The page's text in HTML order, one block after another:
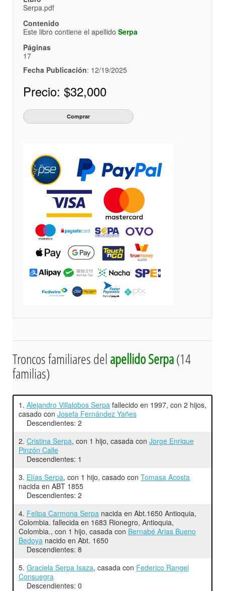
Serpa.pdf
Contenido
Este libro contiene el apellido Serpa
Páginas
17
Fecha Publicación: 12/19/2025
Precio: $32,000
Troncos familiares delapellido Serpa(14
familias)
1. Alejandro Villalobos Serpa fallecido en 1997, con 2 hijos,
casado con Josefa Fernández Yañes
Descendientes: 2
2. Cristina Serpa, con 1 hijo, casada con Jorge Enrique
Pinzón Calle
Descendientes: 1
3. Elías Serpa, con 1 hijo, casado con Tomasa Acosta
nacida en ABT 1855
Descendientes: 2
4. Felipa Carmona Serpa nacida en Abt.1650 Antioquia,
Colombia. fallecida en 1683 Rionegro, Antioquia,
Colombia., con 1 hijo, casada con Bernabé Arias Bueno
Bedoya nacido en Abt. 1650
Descendientes: 8
5. Graciela Serpa Isaza, casada con Federico Rangel
Consuegra
Descendientes: 0